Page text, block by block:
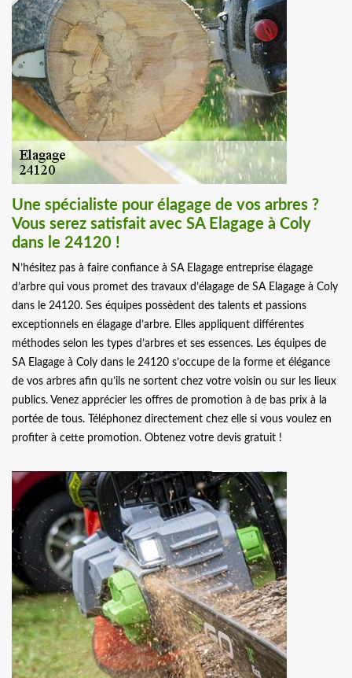
Une spécialiste pour élagage de vos arbres ?
Vous serez satisfait avec SA Elagage à Coly
dans le 24120 !
N’hésitez pas à faire confiance à SA Elagage entreprise élagage
d’arbre qui vous promet des travaux d’élagage de SA Elagage à Coly
dans le 24120. Ses équipes possèdent des talents et passions
exceptionnels en élagage d’arbre. Elles appliquent différentes
méthodes selon les types d’arbres et ses essences. Les équipes de
SA Elagage à Coly dans le 24120 s’occupe de la forme et élégance
de vos arbres afin qu’ils ne sortent chez votre voisin ou sur les lieux
publics. Venez apprécier les offres de promotion à de bas prix à la
portée de tous. Téléphonez directement chez elle si vous voulez en
profiter à cette promotion. Obtenez votre devis gratuit !